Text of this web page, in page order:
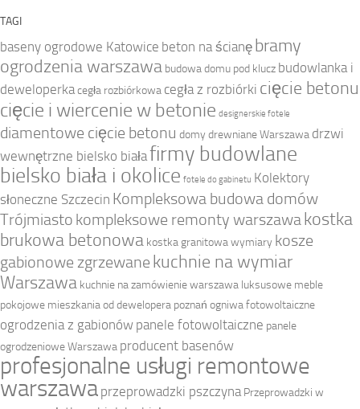
TAGI
baseny ogrodowe Katowice beton na ścianę bramy
ogrodzenia warszawa budowa domu pod klucz budowlanka i
deweloperkacegła rozbiórkowa cegła z rozbiórki cięcie betonu
cięcie i wiercenie w betonie designerskie fotele
diamentowe cięcie betonu domy drewniane Warszawa drzwi
wewnętrzne bielsko białafirmy budowlane
bielsko biała i okolice fotele do gabinetu Kolektory
słoneczne Szczecin Kompleksowa budowa domów
Trójmiasto kompleksowe remonty warszawa kostka
brukowa betonowa kostka granitowa wymiary kosze
gabionowe zgrzewane kuchnie na wymiar
Warszawa kuchnie na zamówienie warszawa luksusowe meble
pokojowe mieszkania od dewelopera poznań ogniwa fotowoltaiczne
ogrodzenia z gabionów panele fotowoltaiczne panele
ogrodzeniowe Warszawa producent basenów
profesjonalne usługi remontowe
warszawa przeprowadzki pszczyna Przeprowadzki w